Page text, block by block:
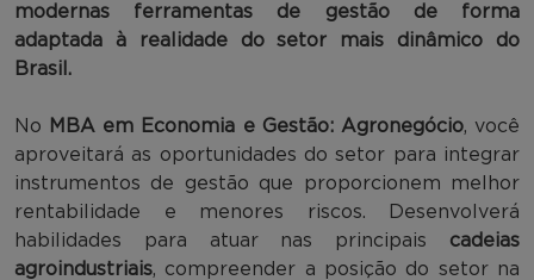
modernas ferramentas de gestão de forma
adaptada à realidade do setor mais dinâmico do
Brasil.
No MBA em Economia e Gestão: Agronegócio, você
aproveitará as oportunidades do setor para integrar
instrumentos de gestão que proporcionem melhor
rentabilidade e menores riscos. Desenvolverá
habilidades para atuar nas principais cadeias
agroindustriais, compreender a posição do setor na